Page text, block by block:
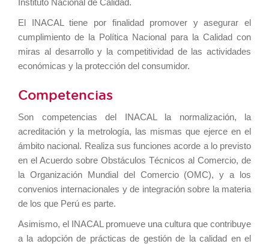
Instituto Nacional de Calidad.
El INACAL tiene por finalidad promover y asegurar el
cumplimiento de la Política Nacional para la Calidad con
miras al desarrollo y la competitividad de las actividades
económicas y la protección del consumidor.
Competencias
Son competencias del INACAL la normalización, la
acreditación y la metrología, las mismas que ejerce en el
ámbito nacional. Realiza sus funciones acorde a lo previsto
en el Acuerdo sobre Obstáculos Técnicos al Comercio, de
la Organización Mundial del Comercio (OMC), y a los
convenios internacionales y de integración sobre la materia
de los que Perú es parte.
Asimismo, el INACAL promueve una cultura que contribuye
a la adopción de prácticas de gestión de la calidad en el